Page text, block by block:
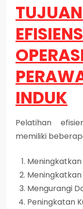
INDUK
Pelatihan
memiliki
Meningkatkan
Mengurangi
Peningkatan